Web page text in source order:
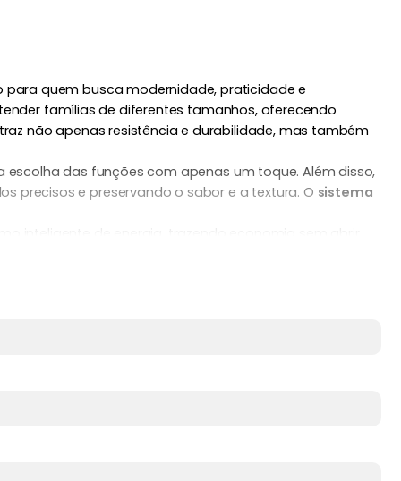
para quem busca modernidade, praticidade e
famílias de diferentes tamanhos, oferecendo
não apenas resistência e durabilidade, mas também
das funções com apenas um toque. Além disso,
precisos e preservando o sabor e a textura. O sistema